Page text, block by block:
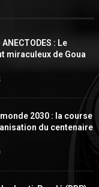
: Le
miraculeux de Goua
2030 : la course
du centenaire